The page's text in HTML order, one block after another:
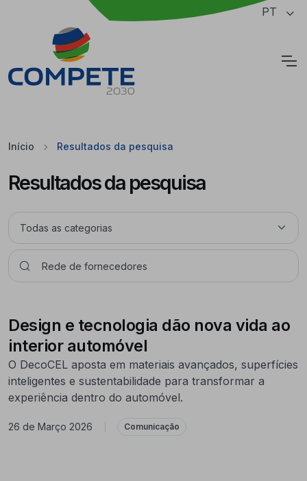
Saltar para o conteúdo principal da página PT
Início Resultados da pesquisa
Resultados da pesquisa
Design e tecnologia dão nova vida ao
interior automóvel
O DecoCEL aposta em materiais avançados, superfícies
inteligentes e sustentabilidade para transformar a
experiência dentro do automóvel.
26 de Março 2026 Comunicação